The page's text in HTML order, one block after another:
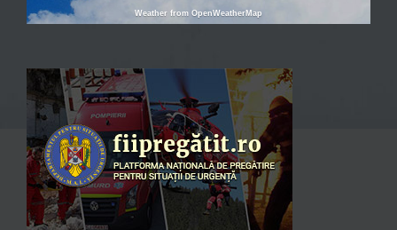
Weather from OpenWeatherMap